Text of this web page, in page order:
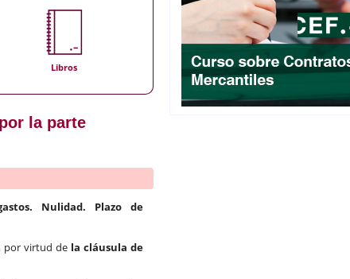
Libros
la parte
Nulidad. Plazo de
por virtud de la cláusula de